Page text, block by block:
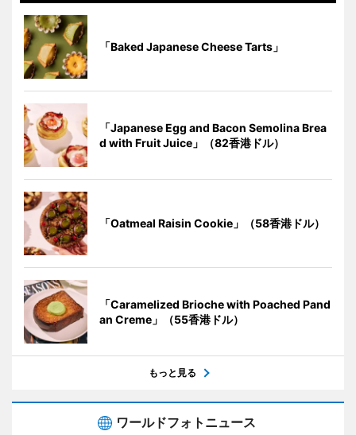
「Baked Japanese Cheese Tarts」
「Japanese Egg and Bacon Semolina Brea
d with Fruit Juice」（82香港ドル）
「Oatmeal Raisin Cookie」（58香港ドル）
「Caramelized Brioche with Poached Pand
an Creme」（55香港ドル）
もっと見る
ワールドフォトニュース